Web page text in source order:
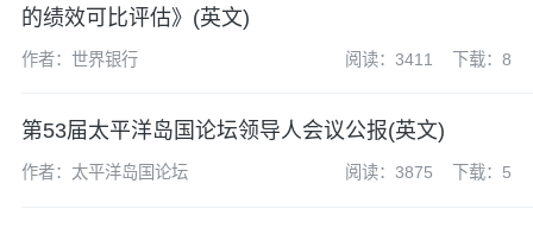
的绩效可比评估》(英文)
作者：世界银行 阅读：3411 下载：8
第53届太平洋岛国论坛领导人会议公报(英文)
作者：太平洋岛国论坛 阅读：3875 下载：5